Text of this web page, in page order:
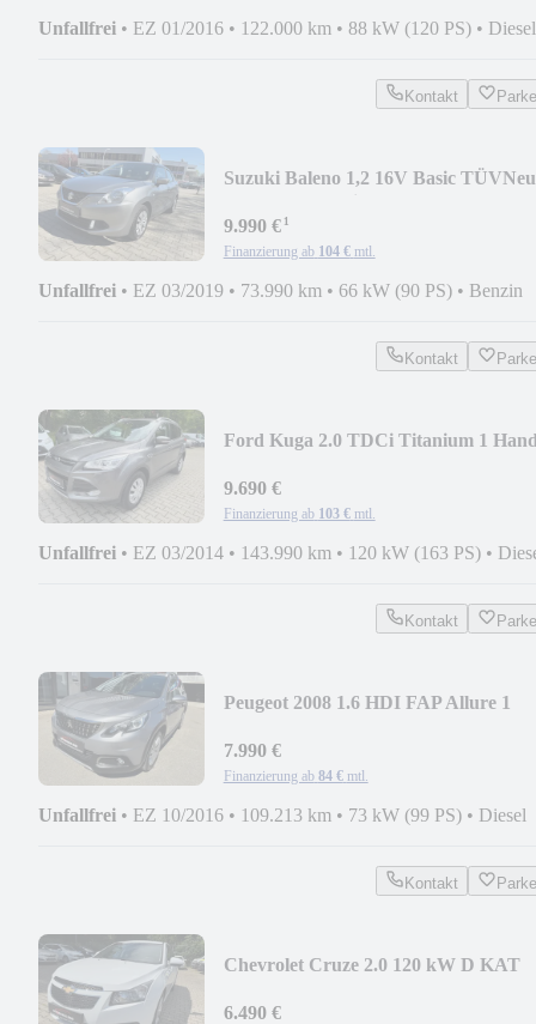
Unfallfrei • EZ 01/2016 • 122.000 km • 88 kW (120 PS) • Diesel
Kontakt
Suzuki Baleno 1,2 16V Basic TÜVNeu
9.990 €¹
Finanzierung ab 104 € mtl.
Unfallfrei • EZ 03/2019 • 73.990 km • 66 kW (90 PS) • Benzin
Kontakt
Ford Kuga 2.0 TDCi Titanium 1
9.690 €
Finanzierung ab 103 € mtl.
Unfallfrei • EZ 03/2014 • 143.990 km • 120 kW (163 PS) •
Kontakt
Peugeot 2008 1.6 HDI FAP Allure 1
7.990 €
Finanzierung ab 84 € mtl.
Unfallfrei • EZ 10/2016 • 109.213 km • 73 kW (99 PS) • Diesel
Kontakt
Chevrolet Cruze 2.0 120 kW D KAT
6.490 €